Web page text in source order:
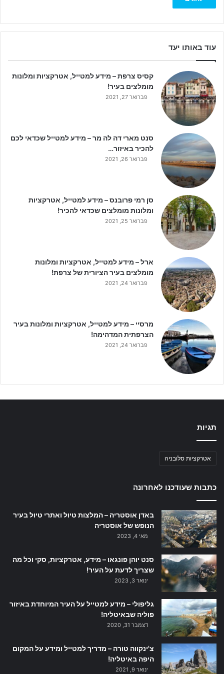
עוד באותו יעד
קסיס צרפת – מידע למטייל, אטרקציות ומלונות
מומלצים בעיר!
פברואר 27, 2021
סנט מארי דה לה מר – מידע למטייל שכדאי לכם
להכיר באיזור…
פברואר 26, 2021
סן רמי פרובנס – מידע למטייל, אטרקציות
ומלונות מומלצים שכדאי להכיר!
פברואר 25, 2021
ארל – מידע למטייל, אטרקציות ומלונות
מומלצים בעיר הציורית של צרפת!
פברואר 24, 2021
מרסיי – מידע למטייל, אטרקציות ומלונות בעיר
הצרפתית המדהימה!
פברואר 24, 2021
תגיות
אטרקציות סלובניה
כתבות שעודכנו לאחרונה
באדן אוסטריה – המלצות טיול ואתרי טיול בעיר
הנופש של אוסטריה
מאי 4, 2023
סנט יוהן פונגאו – מידע, אטרקציות, סקי וכל מה
שצריך לדעת על העיר!
ינואר 3, 2023
גליפולי – מידע למטייל על העיר המיוחדת באיזור
פוליה שבאיטליה!
דצמבר 31, 2020
צ'ינקווה טורה – מדריך למטייל ומידע על המקום
היפה באיטליה!
ינואר 9, 2021